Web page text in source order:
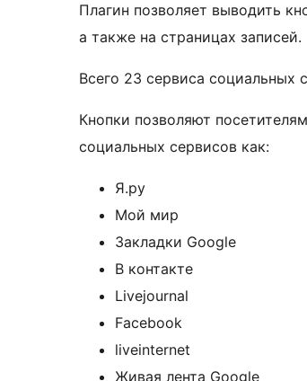
Плагин позволяет выводить
а также на страницах записей.
Всего 23 сервиса социальных
Кнопки позволяют
социальных сервисов как:
Я.ру
Мой мир
Закладки Google
В контакте
Livejournal
Facebook
liveinternet
Живая лента Google